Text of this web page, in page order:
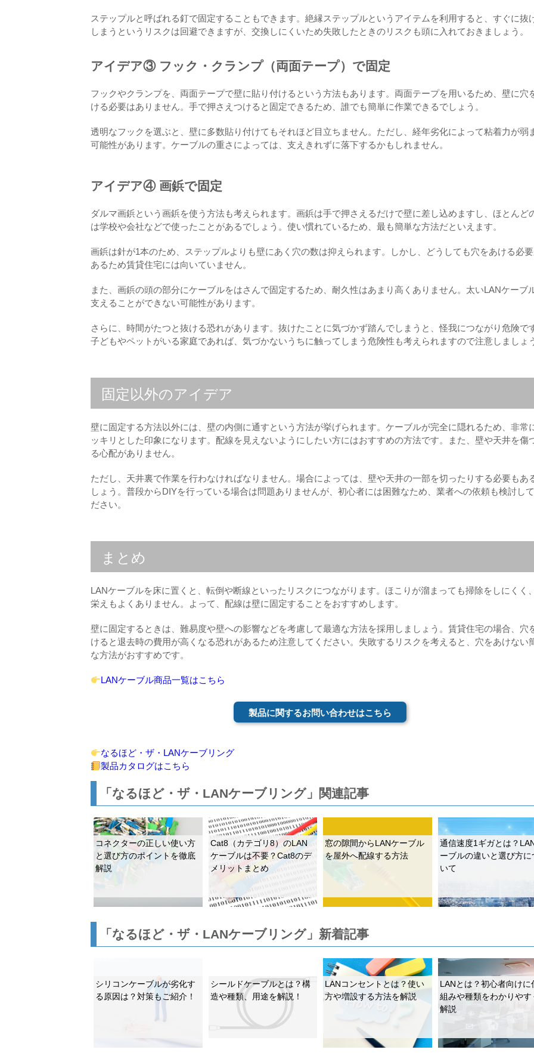
ステップルと呼ばれる釘で固定することもできます。絶縁ステップルというアイテムを利用すると、すぐに抜
しまうというリスクは回避できますが、交換しにくいため失敗したときのリスクも頭に入れておきましょう。
アイデア③ フック・クランプ（両面テープ）で固定
フックやクランプを、両面テープで壁に貼り付けるという方法もあります。両面テープを用いるため、壁に穴
ける必要はありません。手で押さえつけると固定できるため、誰でも簡単に作業できるでしょう。
透明なフックを選ぶと、壁に多数貼り付けてもそれほど目立ちません。ただし、経年劣化によって粘着力が弱
可能性があります。ケーブルの重さによっては、支えきれずに落下するかもしれません。
アイデア④ 画鋲で固定
ダルマ画鋲という画鋲を使う方法も考えられます。画鋲は手で押さえるだけで壁に差し込めますし、ほとんど
は学校や会社などで使ったことがあるでしょう。使い慣れているため、最も簡単な方法だといえます。
画鋲は針が1本のため、ステップルよりも壁にあく穴の数は抑えられます。しかし、どうしても穴をあける必
あるため賃貸住宅には向いていません。
また、画鋲の頭の部分にケーブルをはさんで固定するため、耐久性はあまり高くありません。太いLANケーブ
支えることができない可能性があります。
さらに、時間がたつと抜ける恐れがあります。抜けたことに気づかず踏んでしまうと、怪我につながり危険で
子どもやペットがいる家庭であれば、気づかないうちに触ってしまう危険性も考えられますので注意しましょ
固定以外のアイデア
壁に固定する方法以外には、壁の内側に通すという方法が挙げられます。ケーブルが完全に隠れるため、非常
ッキリとした印象になります。配線を見えないようにしたい方にはおすすめの方法です。また、壁や天井を傷
る心配がありません。
ただし、天井裏で作業を行わなければなりません。場合によっては、壁や天井の一部を切ったりする必要もあ
しょう。普段からDIYを行っている場合は問題ありませんが、初心者には困難なため、業者への依頼も検討して
ださい。
まとめ
LANケーブルを床に置くと、転倒や断線といったリスクにつながります。ほこりが溜まっても掃除をしにくく
栄えもよくありません。よって、配線は壁に固定することをおすすめします。
壁に固定するときは、難易度や壁への影響などを考慮して最適な方法を採用しましょう。賃貸住宅の場合、穴
けると退去時の費用が高くなる恐れがあるため注意してください。失敗するリスクを考えると、穴をあけない
な方法がおすすめです。
LANケーブル商品一覧はこちら
製品に関するお問い合わせはこちら
なるほど・ザ・LANケーブリング
製品カタログはこちら
「なるほど・ザ・LANケーブリング」関連記事
コネクターの正しい使い方
と選び方のポイントを徹底
解説
Cat8（カテゴリ8）のLAN
ケーブルは不要？Cat8のデ
メリットまとめ
窓の隙間からLANケーブル
を屋外へ配線する方法
通信速度1ギガとは？
ーブルの違いと選び方に
いて
「なるほど・ザ・LANケーブリング」新着記事
シリコンケーブルが劣化す
る原因は？対策もご紹介！
シールドケーブルとは？構
造や種類、用途を解説！
LANコンセントとは？使い
方や増設する方法を解説
LANとは？初心者向けに
組みや種類をわかりやす
解説